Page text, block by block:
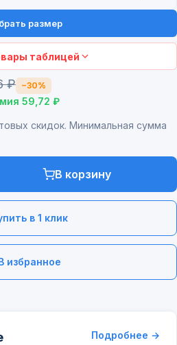
Подробнее →
размер
таблицей
₽ −30%
59,72 ₽
скидок. Минимальная сумма
В корзину
в 1 клик
избранное